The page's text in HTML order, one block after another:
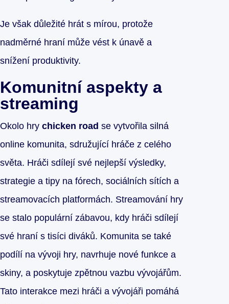
Je však důležité hrát s mírou, protože
nadměrné hraní může vést k únavě a
snížení produktivity.
Komunitní aspekty a
streaming
Okolo hry chicken road se vytvořila silná
online komunita, sdružující hráče z celého
světa. Hráči sdílejí své nejlepší výsledky,
strategie a tipy na fórech, sociálních sítích a
streamovacích platformách. Streamování hry
se stalo populární zábavou, kdy hráči sdílejí
své hraní s tisíci diváků. Komunita se také
podílí na vývoji hry, navrhuje nové funkce a
skiny, a poskytuje zpětnou vazbu vývojářům.
Tato interakce mezi hráči a vývojáři pomáhá